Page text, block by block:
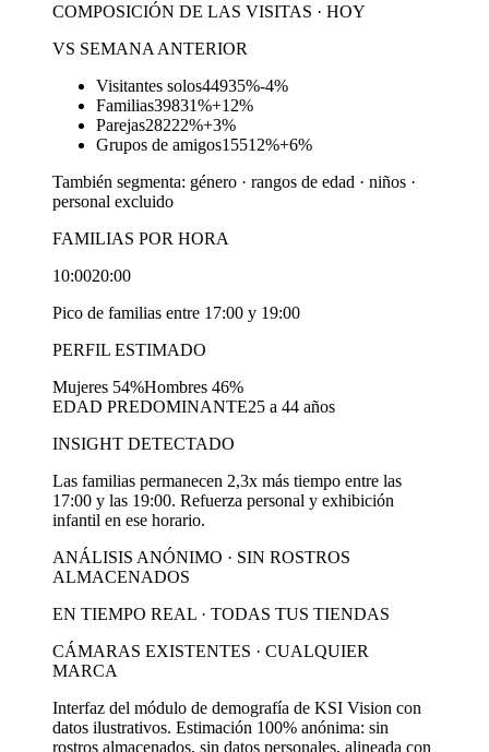
COMPOSICIÓN DE LAS VISITAS · HOY
VS SEMANA ANTERIOR
Visitantes solos44935%-4%
Familias39831%+12%
Parejas28222%+3%
Grupos de amigos15512%+6%
También segmenta: género · rangos de edad · niños ·
personal excluido
FAMILIAS POR HORA
10:0020:00
Pico de familias entre 17:00 y 19:00
PERFIL ESTIMADO
Mujeres 54%Hombres 46%
EDAD PREDOMINANTE25 a 44 años
INSIGHT DETECTADO
Las familias permanecen 2,3x más tiempo entre las
17:00 y las 19:00. Refuerza personal y exhibición
infantil en ese horario.
ANÁLISIS ANÓNIMO · SIN ROSTROS
ALMACENADOS
EN TIEMPO REAL · TODAS TUS TIENDAS
CÁMARAS EXISTENTES · CUALQUIER
MARCA
Interfaz del módulo de demografía de KSI Vision con
datos ilustrativos. Estimación 100% anónima: sin
rostros almacenados, sin datos personales, alineada con